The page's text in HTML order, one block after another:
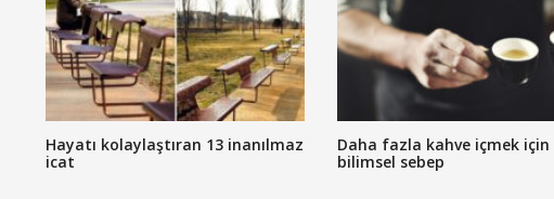
Hayatı kolaylaştıran 13 inanılmaz
icat
Daha fazla kahve içmek için
bilimsel sebep